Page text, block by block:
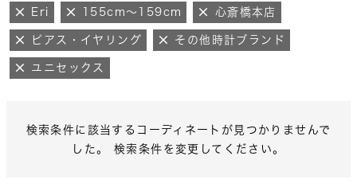
Eri 155cm～159cm 心斎橋本店
ピアス・イヤリング その他時計ブランド
ユニセックス
検索条件に該当するコーディネートが見つかりませんで
した。 検索条件を変更してください。